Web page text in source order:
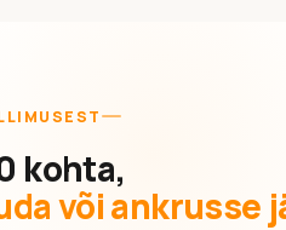
kohta,
või ankrusse